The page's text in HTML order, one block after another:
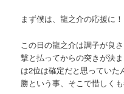
まず僕は、龍之介の応援に！
この日の龍之介は調子が良
撃と払ってからの突きが決
は2位は確定だと思ってい
勝という事、そこで惜しく